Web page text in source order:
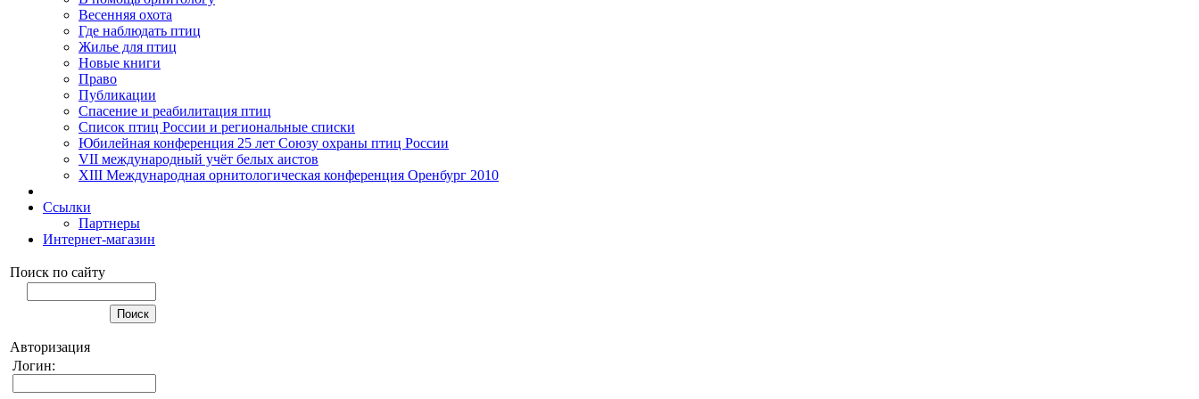
Весенняя охота
Где наблюдать птиц
Жилье для птиц
Новые книги
Право
Публикации
Спасение и реабилитация птиц
Список птиц России и региональные списки
Юбилейная конференция 25 лет Союзу охраны птиц России
VII международный учёт белых аистов
XIII Международная орнитологическая конференция Оренбург 2010
Ссылки
Партнеры
Интернет-магазин
Поиск по сайту
Авторизация
Логин: